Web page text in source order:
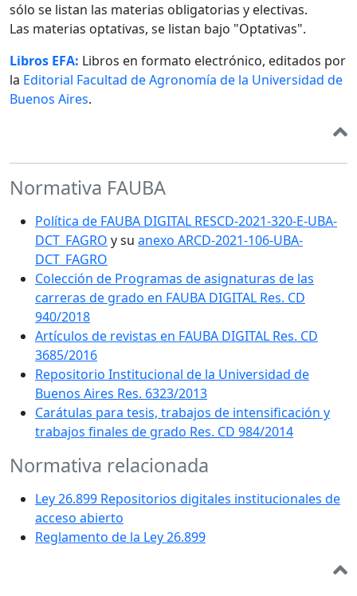
sólo se listan las materias obligatorias y electivas.
Las materias optativas, se listan bajo "Optativas".
Libros EFA: Libros en formato electrónico, editados por
la Editorial Facultad de Agronomía de la Universidad de
Buenos Aires.
Normativa FAUBA
Política de FAUBA DIGITAL RESCD-2021-320-E-UBA-
DCT_FAGRO y su anexo ARCD-2021-106-UBA-
DCT_FAGRO
Colección de Programas de asignaturas de las
carreras de grado en FAUBA DIGITAL Res. CD
940/2018
Artículos de revistas en FAUBA DIGITAL Res. CD
3685/2016
Repositorio Institucional de la Universidad de
Buenos Aires Res. 6323/2013
Carátulas para tesis, trabajos de intensificación y
trabajos finales de grado Res. CD 984/2014
Normativa relacionada
Ley 26.899 Repositorios digitales institucionales de
acceso abierto
Reglamento de la Ley 26.899